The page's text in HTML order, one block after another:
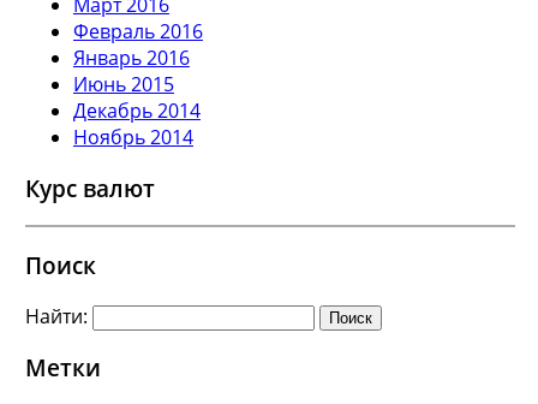
Февраль 2016
Январь 2016
Июнь 2015
Декабрь 2014
Ноябрь 2014
Курс валют
Поиск
Найти:
Метки